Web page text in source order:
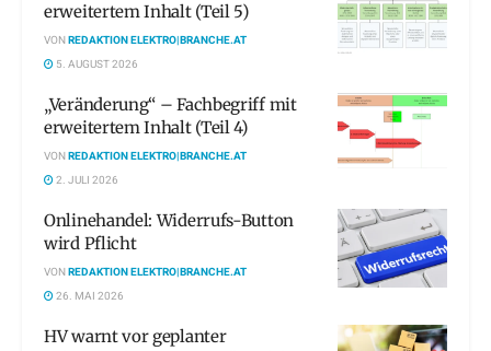
erweitertem Inhalt (Teil 5)
VONREDAKTION ELEKTRO|BRANCHE.AT
5. AUGUST 2026
„Veränderung“ – Fachbegriff mit
erweitertem Inhalt (Teil 4)
VONREDAKTION ELEKTRO|BRANCHE.AT
2. JULI 2026
Onlinehandel: Widerrufs-Button
wird Pflicht
VONREDAKTION ELEKTRO|BRANCHE.AT
26. MAI 2026
HV warnt vor geplanter